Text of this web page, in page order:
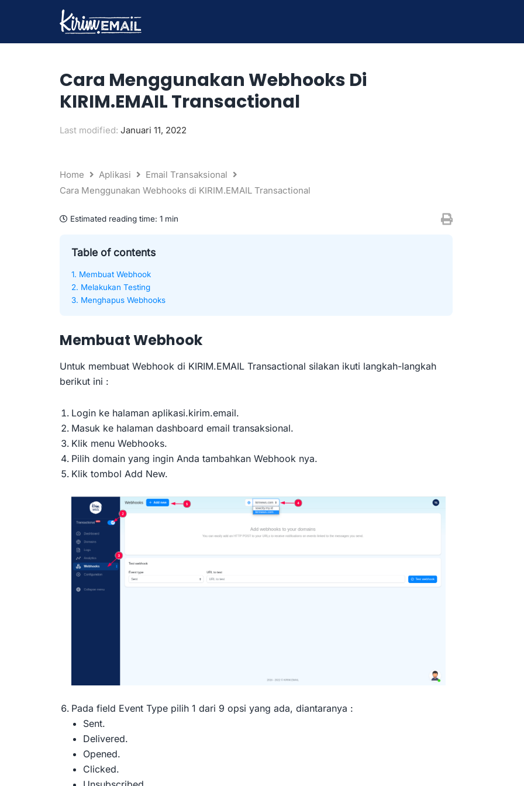
konten
Cara Menggunakan Webhooks Di
KIRIM.EMAIL Transactional
Last modified: Januari 11, 2022
Home Aplikasi
Email Transaksional
Cara Menggunakan Webhooks di KIRIM.EMAIL Transactional
Estimated reading time: 1 min
Table of contents
1. Membuat Webhook
2. Melakukan Testing
3. Menghapus Webhooks
Membuat Webhook
Untuk membuat Webhook di KIRIM.EMAIL Transactional silakan ikuti langkah-langkah
berikut ini :
Login ke halaman aplikasi.kirim.email.
Masuk ke halaman dashboard email transaksional.
Klik menu Webhooks.
Pilih domain yang ingin Anda tambahkan Webhook nya.
Klik tombol Add New.
Pada field Event Type pilih 1 dari 9 opsi yang ada, diantaranya :
Sent.
Delivered.
Opened.
Clicked.